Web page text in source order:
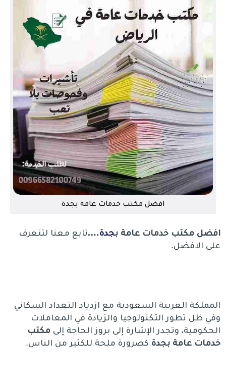
افضل مكتب خدمات عامة بجدة
افضل مكتب خدمات عامة بجدة….تابع معنا لتتعرف
على الافضل.
المملكة العربية السعودية مع ازدياد التعداد السكاني
وفي ظل تطور التكنولوجيا والزيادة في المعاملات
الحكومية، وتجدر الإشارة إلى بروز الحاجة إلىمكتب
خدمات عامة بجدة كضرورة ملحة للكثير من الناس.